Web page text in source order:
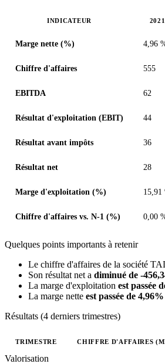
INDICATEUR 2021
Marge nette (%) 4,96
Chiffre d'affaires 555
EBITDA 62
Résultat d'exploitation (EBIT) 44
Résultat avant impôts 36
Résultat net 28
Marge d'exploitation (%) 15,91
Chiffre d'affaires vs. N-1 (%) 0,00
Quelques points importants à retenir
Le chiffre d'affaires de la société
Son résultat net a diminué de -
La marge d'exploitation est passée
La marge nette est passée de
Résultats (4 derniers trimestres)
Valeurs trimestrielles en millions (euro)
TRIMESTRE CHIFFRE D'AFFAIRES
Valorisation